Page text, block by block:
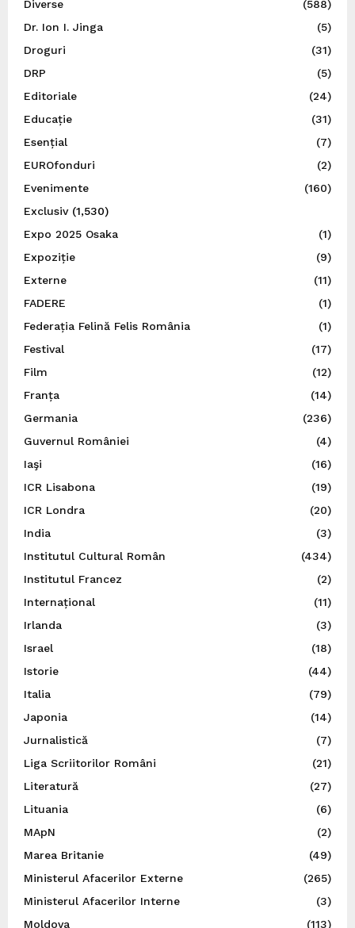
Diverse
(588)
Dr. Ion I. Jinga
(5)
Droguri
(31)
DRP
(5)
Editoriale
(24)
Educație
(31)
Esențial
(7)
EUROfonduri
(2)
Evenimente
(160)
Exclusiv(1,530)
Expo 2025 Osaka
(1)
Expoziție
(9)
Externe
(11)
FADERE
(1)
Federația Felină Felis România
(1)
Festival
(17)
Film
(12)
Franța
(14)
Germania
(236)
Guvernul României
(4)
Iaşi
(16)
ICR Lisabona
(19)
ICR Londra
(20)
India
(3)
Institutul Cultural Român
(434)
Institutul Francez
(2)
Internațional
(11)
Irlanda
(3)
Israel
(18)
Istorie
(44)
Italia
(79)
Japonia
(14)
Jurnalistică
(7)
Liga Scriitorilor Români
(21)
Literatură
(27)
Lituania
(6)
MApN
(2)
Marea Britanie
(49)
Ministerul Afacerilor Externe
(265)
Ministerul Afacerilor Interne
(3)
Moldova
(113)